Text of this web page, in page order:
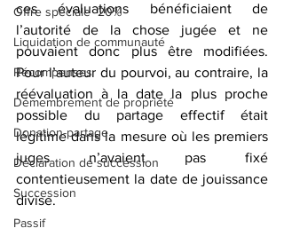
Offre spéciale -20%
Liquidation de communauté
Récompenses
Démembrement de propriété
Donation-partage
Déclaration de succession
Succession
Passif
ces évaluations bénéficiaient de
l’autorité de la chose jugée et ne
pouvaient donc plus être modifiées.
Pour l’auteur du pourvoi, au contraire, la
réévaluation à la date la plus proche
possible du partage effectif était
légitime dans la mesure où les premiers
juges n’avaient pas fixé
contentieusement la date de jouissance
divise.